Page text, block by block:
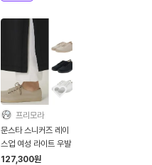
프리모라
문스타 스니커즈 레이
스업 여성 라이트 우발
127,300원